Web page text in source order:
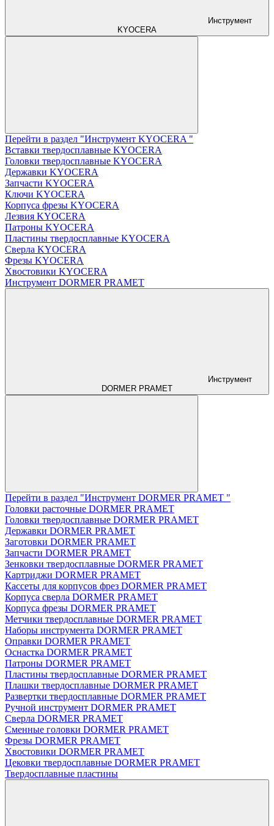
Инструмент
KYOCERA
Перейти в раздел "Инструмент KYOCERA "
Вставки твердосплавные KYOCERA
Головки твердосплавные KYOCERA
Державки KYOCERA
Запчасти KYOCERA
Ключи KYOCERA
Корпуса фрезы KYOCERA
Лезвия KYOCERA
Патроны KYOCERA
Пластины твердосплавные KYOCERA
Сверла KYOCERA
Фрезы KYOCERA
Хвостовики KYOCERA
Инструмент DORMER PRAMET
Инструмент
DORMER PRAMET
Перейти в раздел "Инструмент DORMER PRAMET "
Головки расточные DORMER PRAMET
Головки твердосплавные DORMER PRAMET
Державки DORMER PRAMET
Заготовки DORMER PRAMET
Запчасти DORMER PRAMET
Зенковки твердосплавные DORMER PRAMET
Картриджи DORMER PRAMET
Кассеты для корпусов фрез DORMER PRAMET
Корпуса сверла DORMER PRAMET
Корпуса фрезы DORMER PRAMET
Метчики твердосплавные DORMER PRAMET
Наборы инструмента DORMER PRAMET
Оправки DORMER PRAMET
Оснастка DORMER PRAMET
Патроны DORMER PRAMET
Пластины твердосплавные DORMER PRAMET
Плашки твердосплавные DORMER PRAMET
Развертки твердосплавные DORMER PRAMET
Ручной инструмент DORMER PRAMET
Сверла DORMER PRAMET
Сменные головки DORMER PRAMET
Фрезы DORMER PRAMET
Хвостовики DORMER PRAMET
Цековки твердосплавные DORMER PRAMET
Твердосплавные пластины